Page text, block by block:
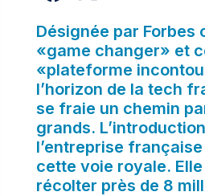
Désignée par Forbes
«game changer» et
«plateforme
l’horizon de la tech
se fraie un chemin
grands.
l’entreprise
cette voie royale.
récolter près de 8